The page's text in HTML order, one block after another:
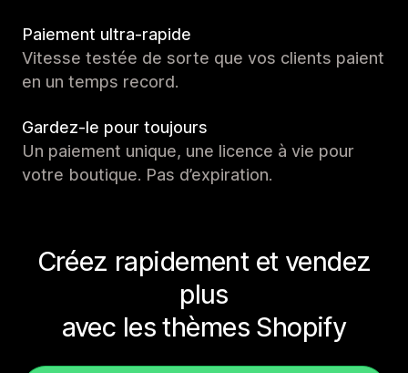
Paiement ultra-rapide
Vitesse testée de sorte que vos clients paient
en un temps record.
Gardez-le pour toujours
Un paiement unique, une licence à vie pour
votre boutique. Pas d’expiration.
Créez rapidement et vendez
plus
avec les thèmes Shopify